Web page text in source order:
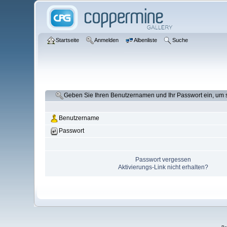
Startseite Anmelden Albenliste Suche
Geben Sie Ihren Benutzernamen und Ihr Passwort ein, um
Benutzername
Passwort
Passwort vergessen
Aktivierungs-Link nicht erhalten?